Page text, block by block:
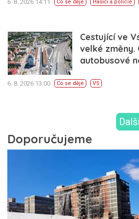
6. 8. 2026 14:11 Co se děje Hasiči a policie
Cestující ve
velké změny.
autobusové
6. 8. 2026 13:00 Co se děje VS